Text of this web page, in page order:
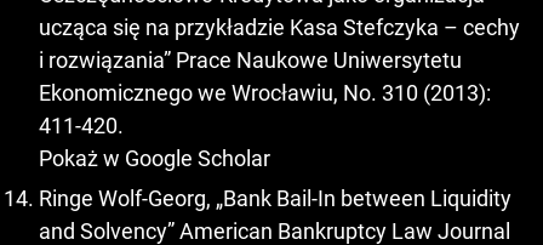
ucząca się na przykładzie Kasa Stefczyka – cechy
i rozwiązania” Prace Naukowe Uniwersytetu
Ekonomicznego we Wrocławiu, No. 310 (2013):
411-420.
Pokaż w Google Scholar
Ringe Wolf-Georg, „Bank Bail-In between Liquidity
and Solvency” American Bankruptcy Law Journal